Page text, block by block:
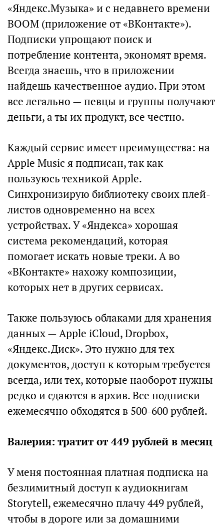
«Яндекс.Музыка» и с недавнего времени
BOOM (приложение от «ВКонтакте»).
Подписки упрощают поиск и
потребление контента, экономят время.
Всегда знаешь, что в приложении
найдешь качественное аудио. При этом
все легально — певцы и группы получают
деньги, а ты их продукт, все честно.
Каждый сервис имеет преимущества: на
Apple Music я подписан, так как
пользуюсь техникой Apple.
Синхронизирую библиотеку своих плей-
листов одновременно на всех
устройствах. У «Яндекса» хорошая
система рекомендаций, которая
помогает искать новые треки. А во
«ВКонтакте» нахожу композиции,
которых нет в других сервисах.
Также пользуюсь облаками для хранения
данных — Apple iCloud, Dropbox,
«Яндекс.Диск». Это нужно для тех
документов, доступ к которым требуется
всегда, или тех, которые наоборот нужны
редко и сдаются в архив. Все подписки
ежемесячно обходятся в 500-600 рублей.
Валерия: тратит от 449 рублей в месяц
У меня постоянная платная подписка на
безлимитный доступ к аудиокнигам
Storytell, ежемесячно плачу 449 рублей,
чтобы в дороге или за домашними